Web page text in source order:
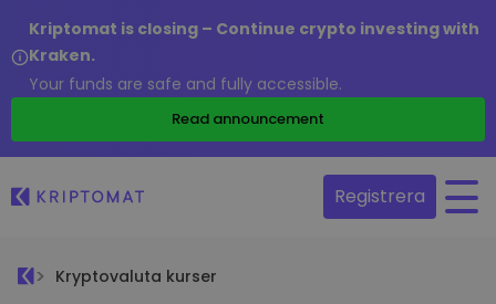
Kriptomat is closing – Continue crypto investing with
Kraken.
Your funds are safe and fully accessible.
Read announcement
Registrera
Kryptovaluta kurser